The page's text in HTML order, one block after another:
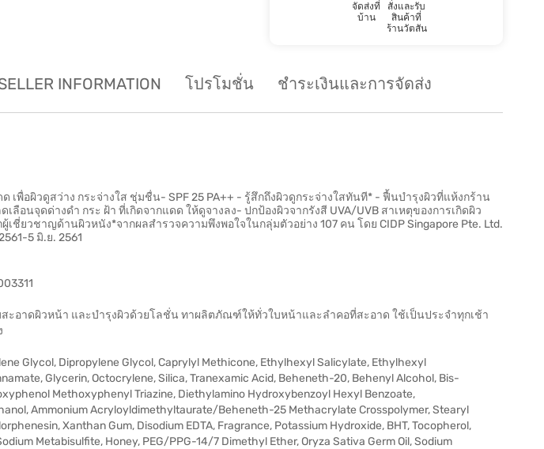
จัดส่งที่
บ้าน
สั่งและรับ
สินค้าที่
ร้านวัตสัน
INFORMATION โปรโมชั่น ชำระเงินและการจัดส่ง
เพื่อผิวดูสว่าง กระจ่างใส ชุ่มชื่น- SPF 25 PA++ - รู้สึกถึงผิวดูกระจ่างใสทันที* - ฟื้นบำรุงผิวที่แห้งกร้าน
ลือนจุดด่างดำ กระ ฝ้า ที่เกิดจากแดด ให้ดูจางลง- ปกป้องผิวจากรังสี UVA/UVB สาเหตุของการเกิดผิว
ชี่ยวชาญด้านผิวหนัง*จากผลสำรวจความพึงพอใจในกลุ่มตัวอย่าง 107 คน โดย CIDP Singapore Pte. Ltd.
5 มิ.ย. 2561
ะอาดผิวหน้า และบำรุงผิวด้วยโลชั่น ทาผลิตภัณฑ์ให้ทั่วใบหน้าและลำคอที่สะอาด ใช้เป็นประจำทุกเช้า
Glycol, Dipropylene Glycol, Caprylyl Methicone, Ethylhexyl Salicylate, Ethylhexyl
Glycerin, Octocrylene, Silica, Tranexamic Acid, Beheneth-20, Behenyl Alcohol, Bis-
Methoxyphenyl Triazine, Diethylamino Hydroxybenzoyl Hexyl Benzoate,
Ammonium Acryloyldimethyltaurate/Beheneth-25 Methacrylate Crosspolymer, Stearyl
Xanthan Gum, Disodium EDTA, Fragrance, Potassium Hydroxide, BHT, Tocopherol,
Metabisulfite, Honey, PEG/PPG-14/7 Dimethyl Ether, Oryza Sativa Germ Oil, Sodium